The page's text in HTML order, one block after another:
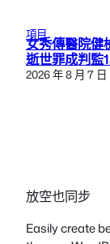
項目
女秀傳醫院健
逝世罪成判監
2026 年 8 月 7 日
放空也同步
Easily create